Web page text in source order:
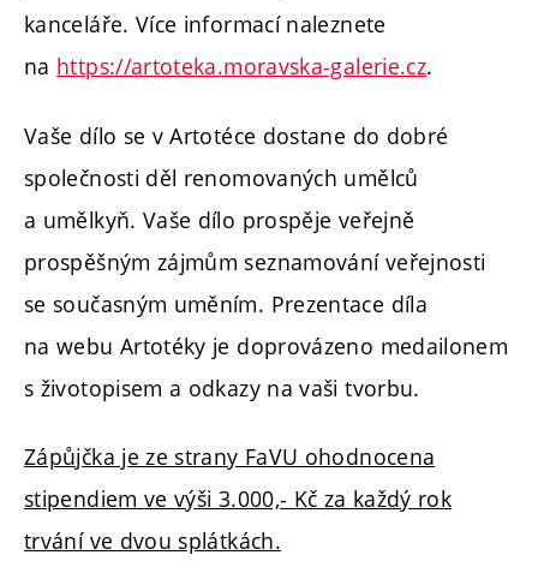
kanceláře. Více informací naleznete
na https://artoteka.moravska-galerie.cz.
Vaše dílo se v Artotéce dostane do dobré
společnosti děl renomovaných umělců
a umělkyň. Vaše dílo prospěje veřejně
prospěšným zájmům seznamování veřejnosti
se současným uměním. Prezentace díla
na webu Artotéky je doprovázeno medailonem
s životopisem a odkazy na vaši tvorbu.
Zápůjčka je ze strany FaVU ohodnocena
stipendiem ve výši 3.000,- Kč za každý rok
trvání ve dvou splátkách.